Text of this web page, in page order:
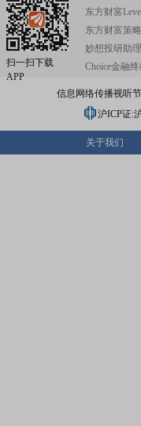
扫一扫下载
APP
东方财富
东方财富策
妙想投研助理
Choice金融终
信息网络传播视听
沪ICP证:
关于我们